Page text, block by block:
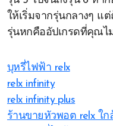
ให้เริ่มจากรุ่นกลางๆ แ
รุ่นหกคืออัปเกรดที่คุณไ
บุหรี่ไฟฟ้า relx
relx infinity
relx infinity plus
ร้านขายหัวพอต relx ใก